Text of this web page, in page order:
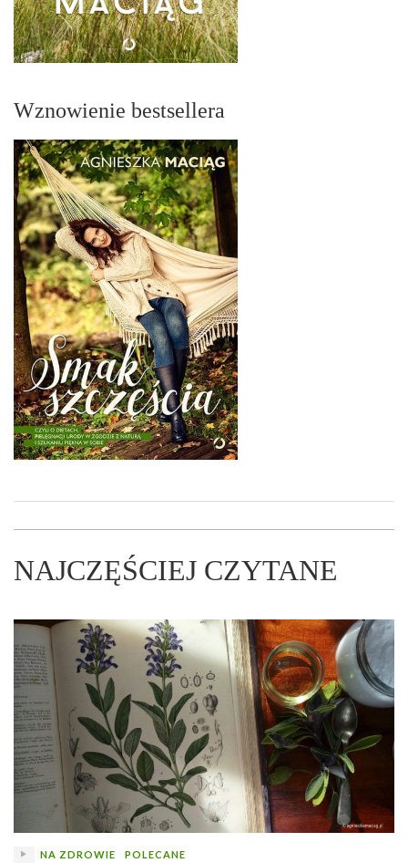
Wznowienie bestsellera
NAJCZĘŚCIEJ CZYTANE
NA ZDROWIE POLECANE